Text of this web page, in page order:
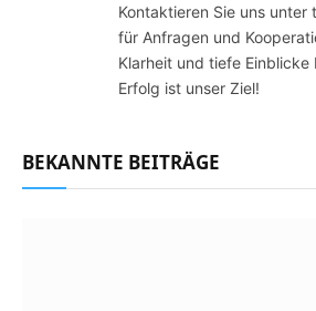
Kontaktieren Sie uns unter
für Anfragen und
Klarheit und tiefe Einblicke
Erfolg ist unser Ziel!
BEKANNTE BEITRÄGE